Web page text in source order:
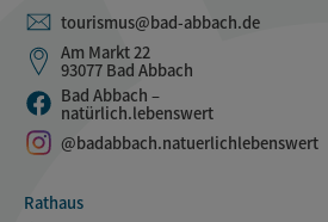
tourismus@bad-abbach.de
Am Markt 22
93077 Bad Abbach
Bad Abbach –
natürlich.lebenswert
@badabbach.natuerlichlebenswert
Rathaus